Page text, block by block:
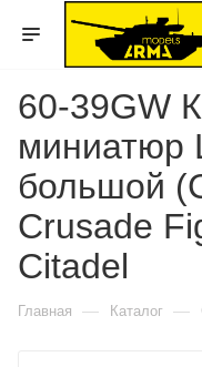
60-39GW
миниатюр
большой
Crusade
Citadel
Главная — Каталог —